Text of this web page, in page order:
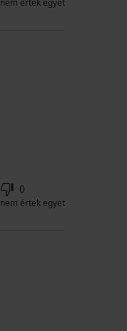
nem értek egyet
0
nem értek egyet